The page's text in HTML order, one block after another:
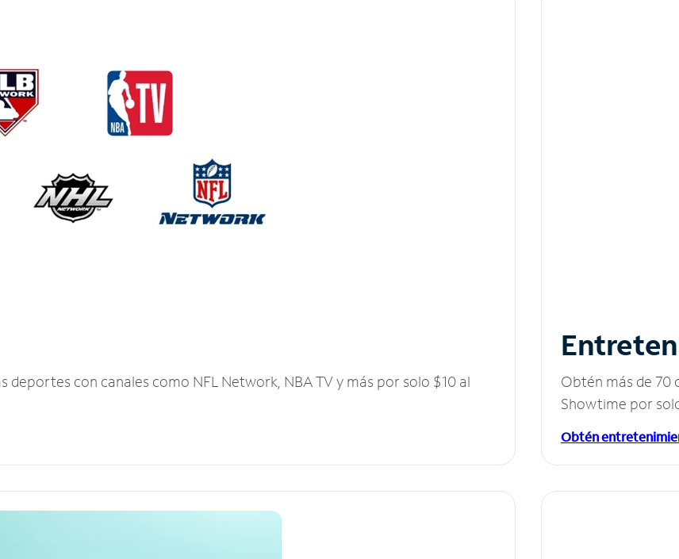
con canales como NFL Network, NBA TV y más por solo $10 al
Obtén más de 70
Showtime por
Obtén